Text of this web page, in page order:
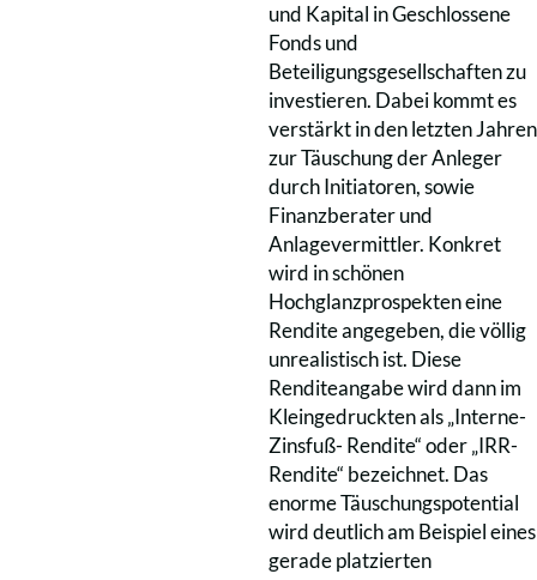
und Kapital in Geschlossene
Fonds und
Beteiligungsgesellschaften zu
investieren. Dabei kommt es
verstärkt in den letzten Jahren
zur Täuschung der Anleger
durch Initiatoren, sowie
Finanzberater und
Anlagevermittler. Konkret
wird in schönen
Hochglanzprospekten eine
Rendite angegeben, die völlig
unrealistisch ist. Diese
Renditeangabe wird dann im
Kleingedruckten als „Interne-
Zinsfuß- Rendite“ oder „IRR-
Rendite“ bezeichnet. Das
enorme Täuschungspotential
wird deutlich am Beispiel eines
gerade platzierten